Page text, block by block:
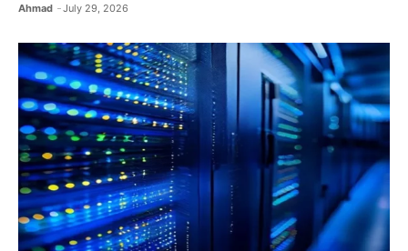
Ahmad July 29, 2026